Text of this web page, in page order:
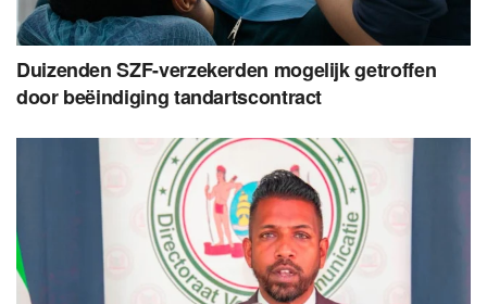
Duizenden SZF-verzekerden mogelijk getroffen
door beëindiging tandartscontract